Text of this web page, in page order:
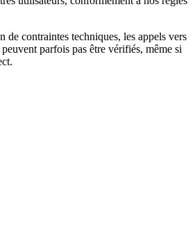
de contraintes techniques, les appels vers
parfois pas être vérifiés, même si